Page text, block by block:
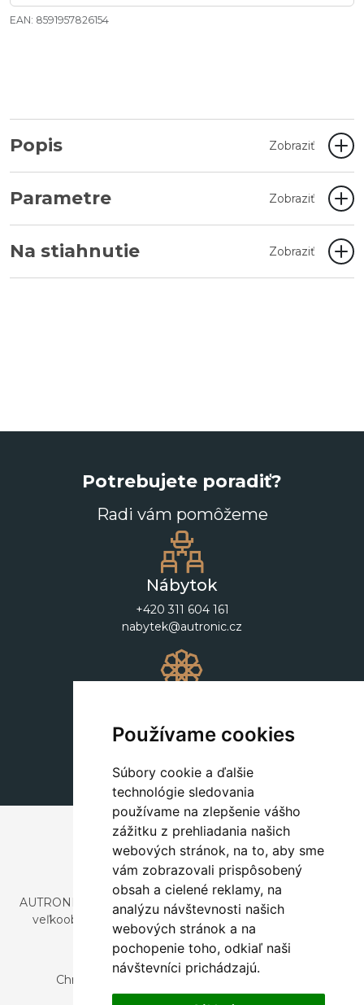
Používame cookies
Súbory cookie a ďalšie
technológie sledovania
používame na zlepšenie vášho
zážitku z prehliadania našich
webových stránok, na to, aby sme
vám zobrazovali prispôsobený
obsah a cielené reklamy, na
analýzu návštevnosti našich
webových stránok a na
pochopenie toho, odkiaľ naši
návštevníci prichádzajú.
EAN: 8591957826154
Popis Zobraziť
Parametre Zobraziť
Na stiahnutie Zobraziť
Potrebujete poradiť?
Radi vám pomôžeme
Nábytok
+420 311 604 161
nabytek@autronic.cz
+420 311 604 182
dekorace@autronic.cz
AUTRONIC, s.r.o. je spoločnosť zaoberajúca sa dovozom a
veľkoobchodným predajom dizajnového aj štýlového
nábytku a dekorácií.
Česká republika
Chrustenice 270, 267 12 Loděnice u Berouna